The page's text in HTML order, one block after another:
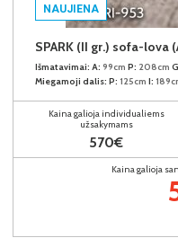
NAUJIENA
SPARK (II gr.) sofa-lova
Išmatavimai: A: 99cm P: 208cm
Miegamoji dalis: P: 125cm I:
Kaina galioja individualiems
užsakymams
570€
Kaina galioja